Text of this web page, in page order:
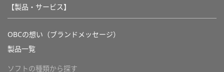
【製品・サービス】
OBCの想い（ブランドメッセージ）
製品一覧
ソフトの種類から探す